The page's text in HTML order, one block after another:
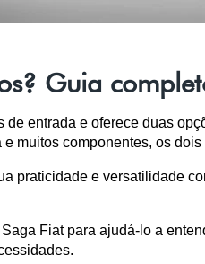
Guia
de entrada e oferece duas
muitos componentes, os
praticidade e versatilidade
Fiat para ajudá-lo a